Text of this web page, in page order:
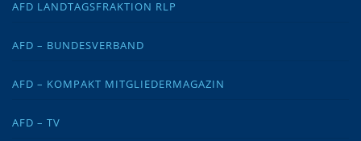
AFD LANDTAGSFRAKTION RLP
AFD – BUNDESVERBAND
AFD – KOMPAKT MITGLIEDERMAGAZIN
AFD – TV